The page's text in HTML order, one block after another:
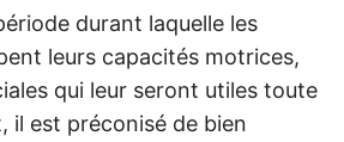
durant laquelle les
leurs capacités motrices,
qui leur seront utiles toute
il est préconisé de bien